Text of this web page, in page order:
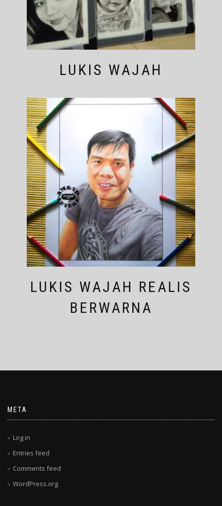
LUKIS WAJAH
LUKIS WAJAH REALIS
BERWARNA
META
Log in
Entries feed
Comments feed
WordPress.org